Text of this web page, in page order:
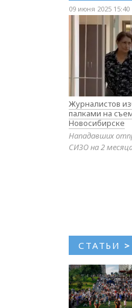
09 июня 2025 15:40
Журналистов
палками на
Новосибирске
Нападавших
СИЗО на 2
СТАТЬИ >